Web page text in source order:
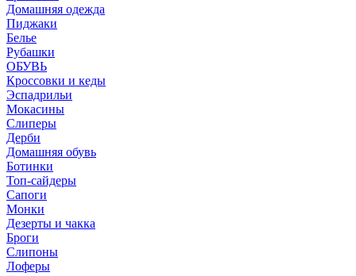
Домашняя одежда
Пиджаки
Белье
Рубашки
ОБУВЬ
Кроссовки и кеды
Эспадрильи
Мокасины
Слиперы
Дерби
Домашняя обувь
Ботинки
Топ-сайдеры
Сапоги
Монки
Дезерты и чакка
Броги
Слипоны
Лоферы